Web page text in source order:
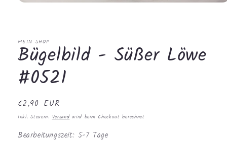
MEIN SHOP
Bügelbild - Süßer Löwe
#0521
Normaler
Preis
€2,90 EUR
Inkl. Steuern. Versand wird beim Checkout berechnet
Bearbeitungszeit: 5-7 Tage